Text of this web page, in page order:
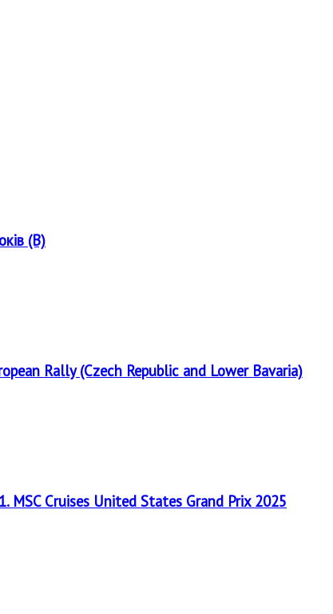
(B)
Rally (Czech Republic and Lower Bavaria)
MSC Cruises United States Grand Prix 2025